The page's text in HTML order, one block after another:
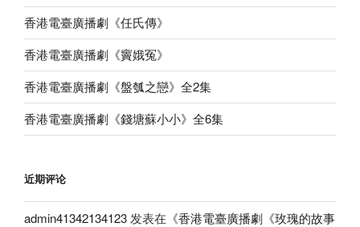
香港電臺廣播劇《任氏傳》
香港電臺廣播劇《竇娥冤》
香港電臺廣播劇《盤瓠之戀》全2集
香港電臺廣播劇《錢塘蘇小小》全6集
近期评论
admin41342134123 发表在《香港電臺廣播劇《玫瑰的故事